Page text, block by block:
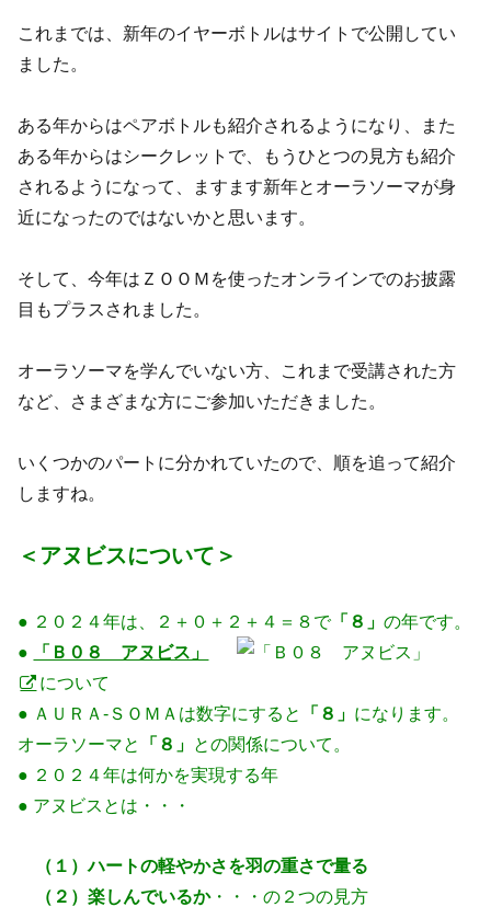
これまでは、新年のイヤーボトルはサイトで公開してい
ました。
ある年からはペアボトルも紹介されるようになり、また
ある年からはシークレットで、もうひとつの見方も紹介
されるようになって、ますます新年とオーラソーマが身
近になったのではないかと思います。
そして、今年はＺＯＯＭを使ったオンラインでのお披露
目もプラスされました。
オーラソーマを学んでいない方、これまで受講された方
など、さまざまな方にご参加いただきました。
いくつかのパートに分かれていたので、順を追って紹介
しますね。
＜アヌビスについて＞
● ２０２４年は、２＋０＋２＋４＝８で「８」の年です。
●
「Ｂ０８ アヌビス」
について
● ＡＵＲＡ-ＳＯＭＡは数字にすると
「８」 になります。
オーラソーマと
「８」 との関係について。
● ２０２４年は何かを実現する年
● アヌビスとは・・・
（１）ハートの軽やかさを羽の重さで量る
（２）楽しんでいるか・・・の２つの見方